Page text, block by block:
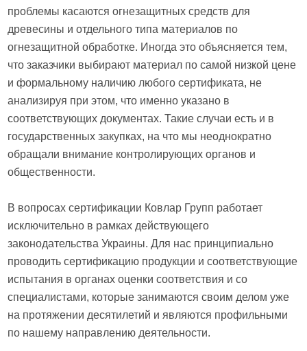
проблемы касаются огнезащитных средств для
древесины и отдельного типа материалов по
огнезащитной обработке. Иногда это объясняется тем,
что заказчики выбирают материал по самой низкой цене
и формальному наличию любого сертификата, не
анализируя при этом, что именно указано в
соответствующих документах. Такие случаи есть и в
государственных закупках, на что мы неоднократно
обращали внимание контролирующих органов и
общественности.
В вопросах сертификации Ковлар Групп работает
исключительно в рамках действующего
законодательства Украины. Для нас принципиально
проводить сертификацию продукции и соответствующие
испытания в органах оценки соответствия и со
специалистами, которые занимаются своим делом уже
на протяжении десятилетий и являются профильными
по нашему направлению деятельности.